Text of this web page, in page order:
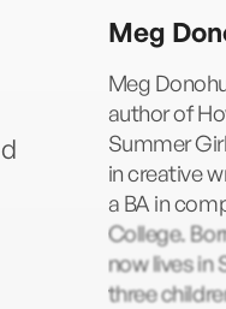
Meg
Meg
author of
Summer
in creative
a BA in
College.
now lives in
three